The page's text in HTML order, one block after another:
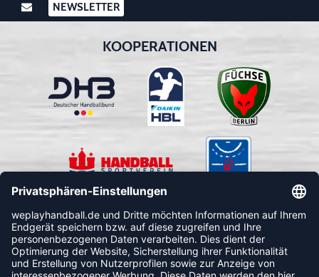
NEWSLETTER
KOOPERATIONEN
FOLLOW US